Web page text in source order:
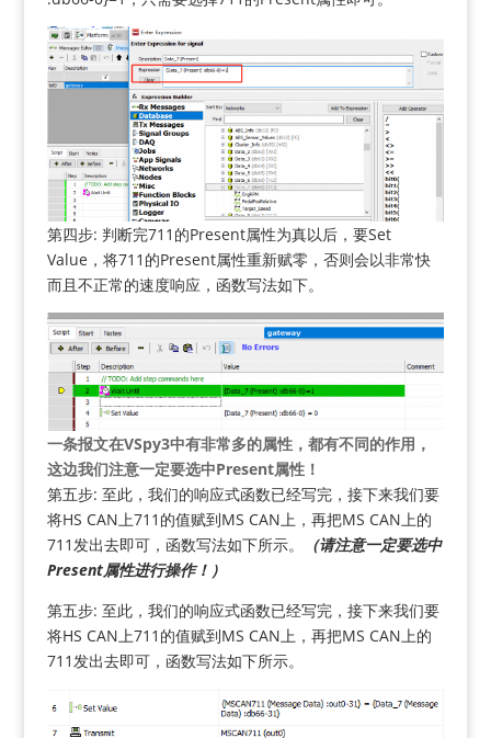
第四步: 判断完711的Present属性为真以后，要Set
Value，将711的Present属性重新赋零，否则会以非常快
而且不正常的速度响应，函数写法如下。
一条报文在VSpy3中有非常多的属性，都有不同的作用，
这边我们注意一定要选中Present属性！
第五步: 至此，我们的响应式函数已经写完，接下来我们要
将HS CAN上711的值赋到MS CAN上，再把MS CAN上的
711发出去即可，函数写法如下所示。
（请注意一定要选中
Present属性进行操作！）
第五步: 至此，我们的响应式函数已经写完，接下来我们要
将HS CAN上711的值赋到MS CAN上，再把MS CAN上的
711发出去即可，函数写法如下所示。